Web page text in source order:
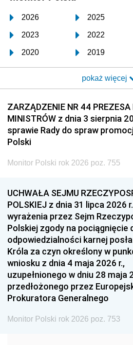
2026 2025
2023 2022
2020 2019
2017 2016
2014 2013
2011 2010
2008 2007
2005
1996 1995
1993 1992
1990 1989
1987 1986
1984 1983
1981 1980
1978 1977
1975 1974
pokaż więcej
ZARZĄDZENIE NR 44 PREZESA
MINISTRÓW z dnia 3 sierpnia
sprawie Rady do spraw
Polski
Monitor Polski rok 2026 poz. 755
UCHWAŁA SEJMU
POLSKIEJ z dnia 31 lipca 2026
wyrażenia przez Sejm
Polskiej zgody na pociągnięcie
odpowiedzialności karnej
Króla za czyn określony w
wniosku z dnia 4 maja 2026 r.,
uzupełnionego w dniu 28 maja
przedłożonego przez
Prokuratora Generalnego
Monitor Polski rok 2026 poz. 753